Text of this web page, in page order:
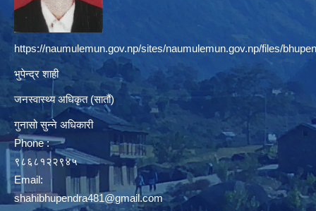
https://naumulemun.gov.np/sites/naumulemun.gov.np/files/
भुपेन्द्र शाही
जनस्वास्थ्य अधिकृत (सातौं)
गुनासो सुन्ने अधिकारी
Phone :
९८६८१२२९४५
Email:
shahibhupendra481@gmail.com